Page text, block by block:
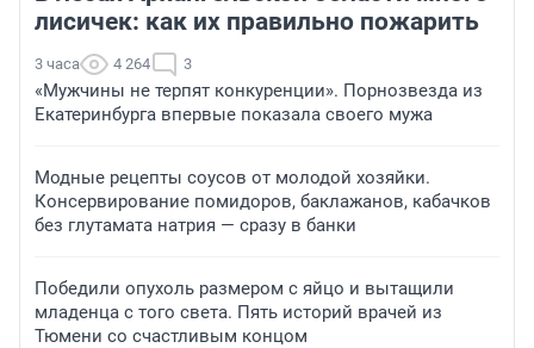
лисичек: как их правильно пожарить
3 часа 4 264 3
«Мужчины не терпят конкуренции». Порнозвезда из
Екатеринбурга впервые показала своего мужа
Модные рецепты соусов от молодой хозяйки.
Консервирование помидоров, баклажанов, кабачков
без глутамата натрия — сразу в банки
Победили опухоль размером с яйцо и вытащили
младенца с того света. Пять историй врачей из
Тюмени со счастливым концом